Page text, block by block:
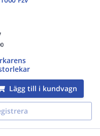
Lägg till i kundvagn